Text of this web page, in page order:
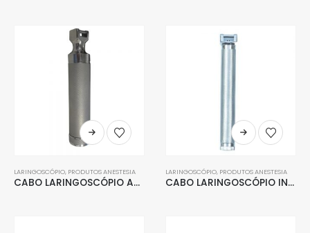
LARINGOSCÓPIO, PRODUTOS ANESTESIA
CABO LARINGOSCÓPIO ADULTO CONVENCIONAL
LARINGOSCÓPIO, PRODUTOS ANESTESIA
CABO LARINGOSCÓPIO INFANTIL CONVENCIONAL